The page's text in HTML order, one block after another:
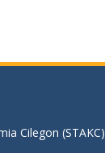
Cilegon (STAKC)